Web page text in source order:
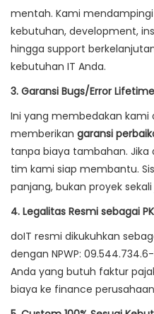
mentah. Kami
kebutuhan, development,
hingga support
kebutuhan IT Anda.
3. Garansi Bugs/Error Lifetime
Ini yang membedakan kami
memberikan garansi
tanpa biaya tambahan. Jika
tim kami siap membantu.
panjang, bukan proyek
4. Legalitas Resmi sebagai
doIT resmi dikukuhkan
dengan NPWP:
Anda yang butuh faktur
biaya ke finance